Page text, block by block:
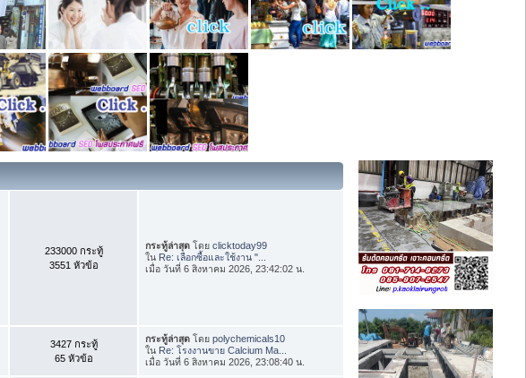
233000 กระทู้
3551 หัวข้อ
กระทู้ล่าสุด โดยclicktoday99
ใน Re: เลือกซื้อและใช้งาน "...
เมื่อ วันที่ 6 สิงหาคม 2026, 23:42:02 น.
3427 กระทู้
65 หัวข้อ
กระทู้ล่าสุด โดยpolychemicals10
ใน Re: โรงงานขาย Calcium Ma...
เมื่อ วันที่ 6 สิงหาคม 2026, 23:08:40 น.